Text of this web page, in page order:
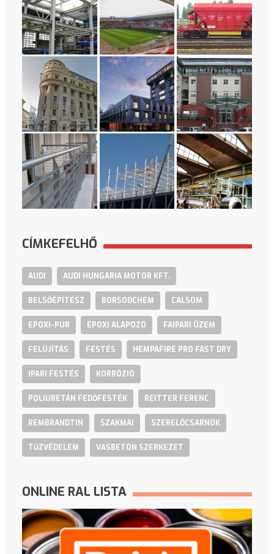
CÍMKEFELHŐ
AUDI AUDI HUNGARIA MOTOR KFT.
BELSŐÉPÍTÉSZ BORSODCHEM CALSOM
EPOXI-PUR EPOXI ALAPOZÓ FAIPARI ÜZEM
FELÚJÍTÁS FESTÉS HEMPAFIRE PRO FAST DRY
IPARI FESTÉS KORRÓZIÓ
POLIURETÁN FEDŐFESTÉK REITTER FERENC
REMBRANDTIN SZAKMAI SZERELŐCSARNOK
TŰZVÉDELEM VASBETON SZERKEZET
ONLINE RAL LISTA